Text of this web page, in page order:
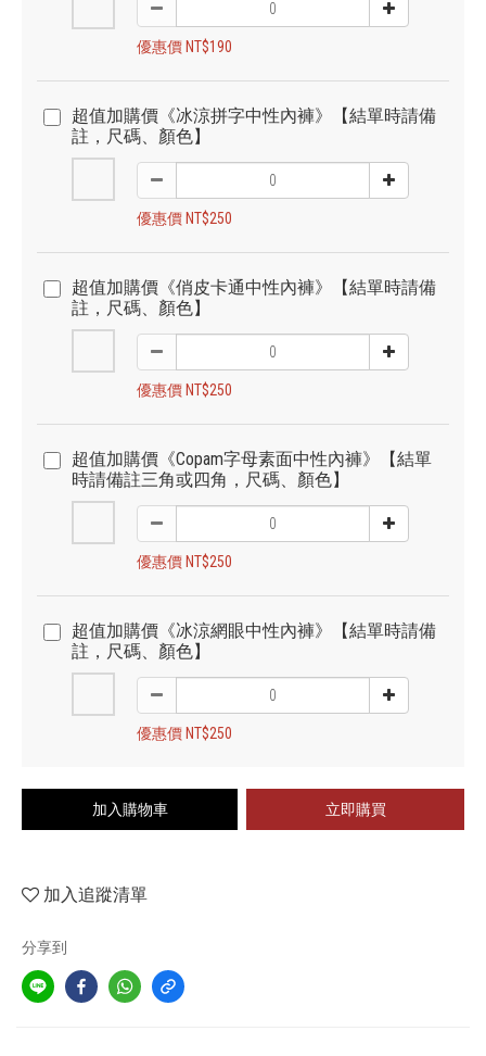
優惠價 NT$190
超值加購價《冰涼拼字中性內褲》【結單時請備
註，尺碼、顏色】
優惠價 NT$250
超值加購價《俏皮卡通中性內褲》【結單時請備
註，尺碼、顏色】
優惠價 NT$250
超值加購價《Copam字母素面中性內褲》【結單
時請備註三角或四角，尺碼、顏色】
優惠價 NT$250
超值加購價《冰涼網眼中性內褲》【結單時請備
註，尺碼、顏色】
優惠價 NT$250
加入購物車 立即購買
加入追蹤清單
分享到